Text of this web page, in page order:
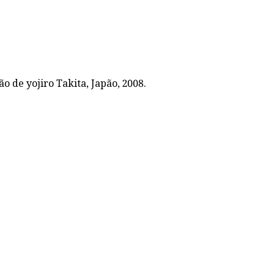
de yojiro Takita, Japão, 2008.